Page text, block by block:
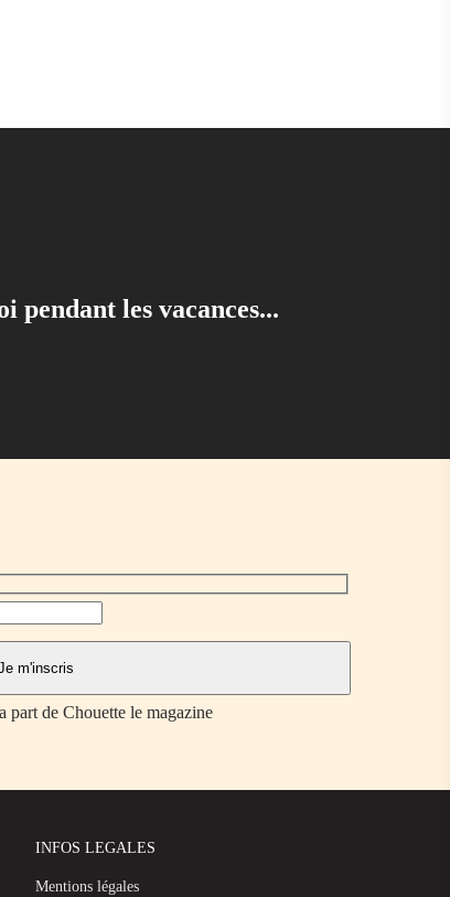
pendant les vacances...
part de Chouette le magazine
INFOS LEGALES
Mentions légales